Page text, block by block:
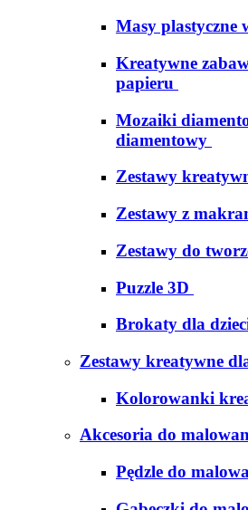
Masy plastyczne
Kreatywne
papieru
Mozaiki
diamentowy
Zestawy
Zestawy z
Zestawy do
Puzzle 3D
Brokaty dla
Zestawy kreatywne
Kolorowanki
Akcesoria do
Pędzle do